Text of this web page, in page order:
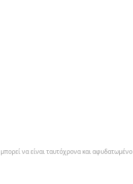
μπορεί να είναι ταυτόχρονα και αφυδατωμένο